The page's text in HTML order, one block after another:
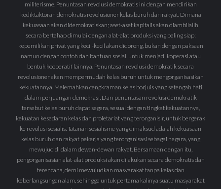
militerisme. Penuntasan revolusi demokratis ini dengan mendirikan
kediktaktoran demokratis revolusioner kelas buruh dan rakyat. Dimana
kekuasaan akan didemokratiskan; aset-aset kapitalis akan diambilalih
secara bertahap dimulai dengan alat-alat produksi yang paling siap;
kepemilikan privat yang kecil-kecil akan didorong, bukan dengan paksaan
namun dengan contoh dan bantuan sosial, untuk menjadi koperasi atau
bentuk kooperatif lainnya. Penuntasan revolusi demokratik secara
revolusioner akan mempermudah kelas buruh untuk mengorganisasikan
kekuatannya. Melemahkan cengkraman kelas borjuis yang setengah hati
dalam perjuangan demokrasi. Dari penuntasan revolusi demokratik
tersebut kelas buruh dapat segera, sesuai dengan tingkat kekuatannya,
kekuatan kesadaran kelas dan proletariat yang terorganisir, untuk bergerak
ke revolusi sosialis. Tatanan sosialisme yang dimaksud adalah kekuasaan
kelas buruh dan rakyat pekerja yang terorganisasi sebagai negara, yang
mewujud di dalam dewan-dewan rakyat. Bersamaan dengan itu,
pengorganisasian alat-alat produksi akan dilakukan secara demokratis dan
terencana, demi mewujudkan masyarakat tanpa kelas dan
keberlangsungan alam, sehingga untuk pertama kalinya suatu masyarakat